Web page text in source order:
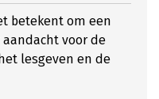
betekent om een
voor de
lesgeven en de